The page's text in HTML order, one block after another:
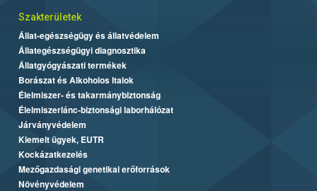
Szakterületek
Állat-egészségügy és állatvédelem
Állategészségügyi diagnosztika
Állatgyógyászati termékek
Borászat és Alkoholos Italok
Élelmiszer- és takarmánybiztonság
Élelmiszerlánc-biztonsági laborhálózat
Járványvédelem
Kiemelt ügyek, EUTR
Kockázatkezelés
Mezőgazdasági genetikai erőforrások
Növényvédelem